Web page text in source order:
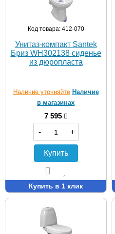
Код товара: 412-070
Унитаз-компакт Santek
Бриз WH302138 сиденье
из дюропласта
Наличие уточняйте Наличие
в магазинах
7 595
-
+
Купить
Купить в 1 клик